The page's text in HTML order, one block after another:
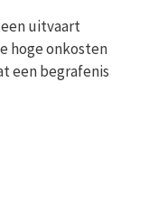
uitvaart
hoge onkosten
een begrafenis